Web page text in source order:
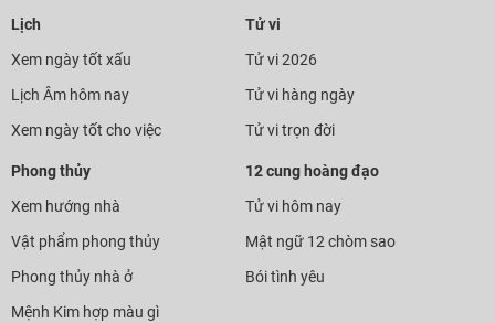
Lịch
Xem ngày tốt xấu
Lịch Âm hôm nay
Xem ngày tốt cho việc
Tử vi
Tử vi 2026
Tử vi hàng ngày
Tử vi trọn đời
Phong thủy
Xem hướng nhà
Vật phẩm phong thủy
Phong thủy nhà ở
Mệnh Kim hợp màu gì
12 cung hoàng đạo
Tử vi hôm nay
Mật ngữ 12 chòm sao
Bói tình yêu